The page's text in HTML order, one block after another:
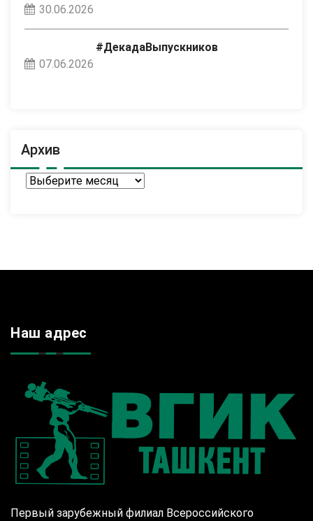
30.06.2026
#ДекадаВыпускников
07.06.2026
Архив
Архив
Наш адрес
Первый зарубежный филиал Всероссийского